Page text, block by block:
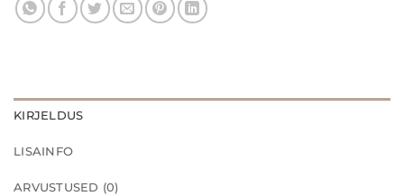
KIRJELDUS
LISAINFO
ARVUSTUSED (0)